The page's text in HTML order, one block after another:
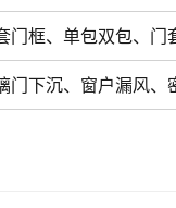
门框、单包双包、门
门下沉、窗户漏风、